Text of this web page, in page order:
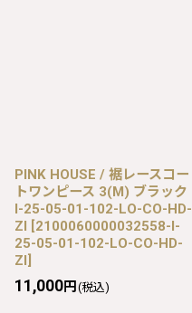
PINK HOUSE / 裾レースコー
トワンピース 3(M) ブラック
I-25-05-01-102-LO-CO-HD-
ZI [2100060000032558-I-
25-05-01-102-LO-CO-HD-
ZI]
11,000円 (税込)